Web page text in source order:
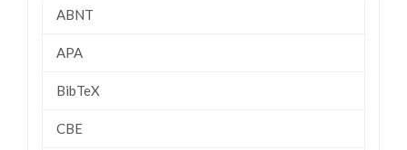
ABNT
APA
BibTeX
CBE